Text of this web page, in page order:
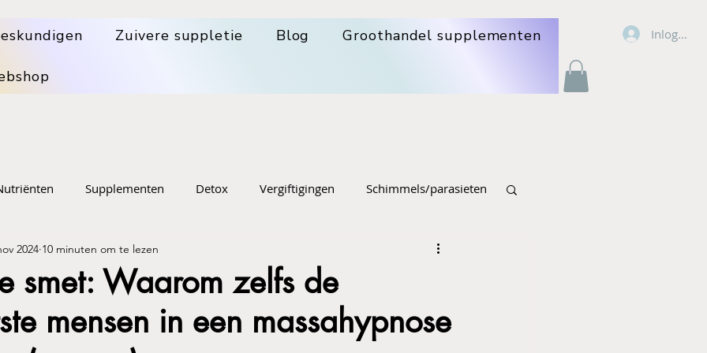
Inloggen
Zuivere suppletie Blog Groothandel supplementen
Supplementen Detox Vergiftigingen Schimmels/parasieten
merk Natuurlijk genezen
Medische oorlog- politiek Farma industrie Vaccinaties Stralingen
smet: Waarom zelfs de
mensen in een massahypnose
2024 10 minuten om te lezen